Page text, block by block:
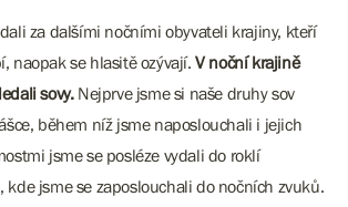
za dalšími nočními obyvateli krajiny, kteří
naopak se hlasitě ozývají.V noční krajině
sovy.Nejprve jsme si naše druhy sov
během níž jsme naposlouchali i jejich
jsme se posléze vydali do roklí
kde jsme se zaposlouchali do nočních zvuků.